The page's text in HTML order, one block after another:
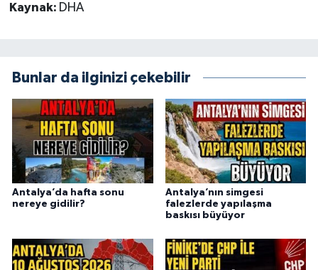
Kaynak: DHA
Bunlar da ilginizi çekebilir
Antalya’da hafta sonu
nereye gidilir?
Antalya’nın simgesi
falezlerde yapılaşma
baskısı büyüyor